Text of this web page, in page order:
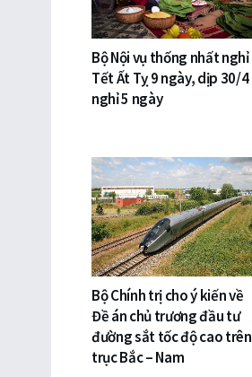
Bộ Nội vụ thống nhất nghỉ
Tết Ất Tỵ 9 ngày, dịp 30/4
nghỉ 5 ngày
Bộ Chính trị cho ý kiến về
Đề án chủ trương đầu tư
đường sắt tốc độ cao trên
trục Bắc – Nam